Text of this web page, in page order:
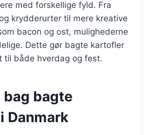
med forskellige fyld. Fra
krydderurter til mere kreative
bacon og ost, mulighederne
Dette gør bagte kartofler
til både hverdag og fest.
bagte
Danmark